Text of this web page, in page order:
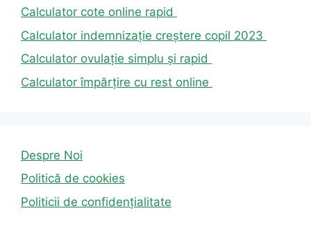
Calculator cote online rapid
Calculator indemnizație creștere copil 2023
Calculator ovulație simplu și rapid
Calculator împărțire cu rest online
Despre Noi
Politică de cookies
Politicii de confidențialitate